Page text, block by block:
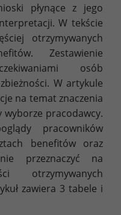
płynące z jego
W tekście
otrzymywanych
Zestawienie
osób
W artykule
na temat znaczenia
wyborze pracodawcy.
pracowników
benefitów oraz
przeznaczyć na
otrzymywanych
zawiera 3 tabele i